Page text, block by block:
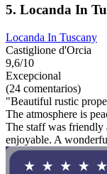
5. Locanda In
Locanda In Tuscany
Castiglione d'Orcia
9,6/10
Excepcional
(24 comentarios)
"Beautiful rustic
The atmosphere is
The staff was friendly
enjoyable. A